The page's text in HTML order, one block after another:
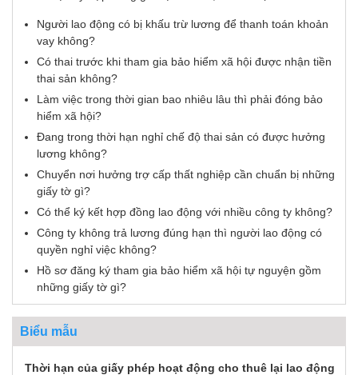
Người lao động có bị khấu trừ lương để thanh toán khoản
vay không?
Có thai trước khi tham gia bảo hiểm xã hội được nhận tiền
thai sản không?
Làm việc trong thời gian bao nhiêu lâu thì phải đóng bảo
hiểm xã hội?
Đang trong thời hạn nghỉ chế độ thai sản có được hưởng
lương không?
Chuyển nơi hưởng trợ cấp thất nghiệp cần chuẩn bị những
giấy tờ gì?
Có thể ký kết hợp đồng lao động với nhiều công ty không?
Công ty không trả lương đúng hạn thì người lao động có
quyền nghỉ việc không?
Hồ sơ đăng ký tham gia bảo hiểm xã hội tự nguyện gồm
những giấy tờ gì?
Biểu mẫu
Thời hạn của giấy phép hoạt động cho thuê lại lao động